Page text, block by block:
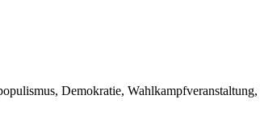
Demokratie,